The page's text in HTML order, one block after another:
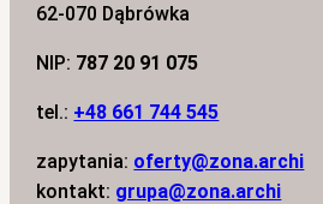
62-070 Dąbrówka
NIP: 787 20 91 075
tel.: +48 661 744 545
zapytania: oferty@zona.archi
kontakt: grupa@zona.archi